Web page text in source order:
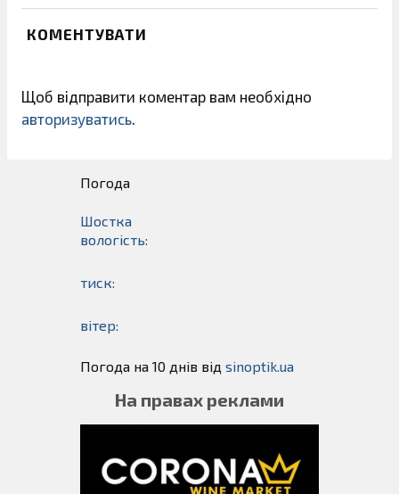
КОМЕНТУВАТИ
Щоб відправити коментар вам необхідно
авторизуватись.
Погода
Шостка
вологість:
тиск:
вітер:
Погода на 10 днів від sinoptik.ua
На правах реклами